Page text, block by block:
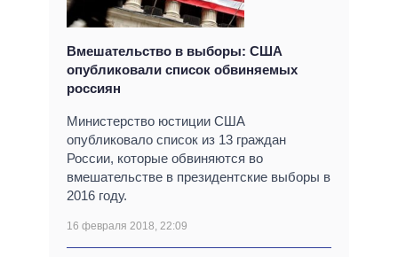
Вмешательство в выборы: США
опубликовали список обвиняемых
россиян
Министерство юстиции США
опубликовало список из 13 граждан
России, которые обвиняются во
вмешательстве в президентские выборы в
2016 году.
16 февраля 2018, 22:09